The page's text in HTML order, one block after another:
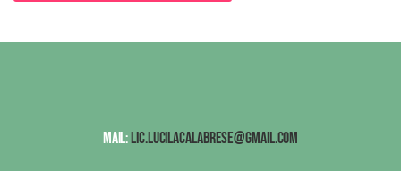
Mail: lic.lucilacalabrese@gmail.com